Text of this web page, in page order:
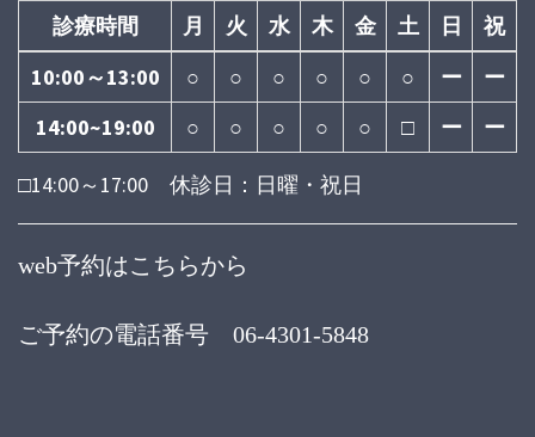
診療時間 月 火 水 木 金 土 日
祝
10:00～13:00
○ ○ ○ ○ ○ ○ ー
ー
14:00~19:00
○ ○ ○ ○ ○ □ ー ー
□14:00～17:00 休診日：日曜・祝日
web予約はこちらから
ご予約の電話番号 06-4301-5848